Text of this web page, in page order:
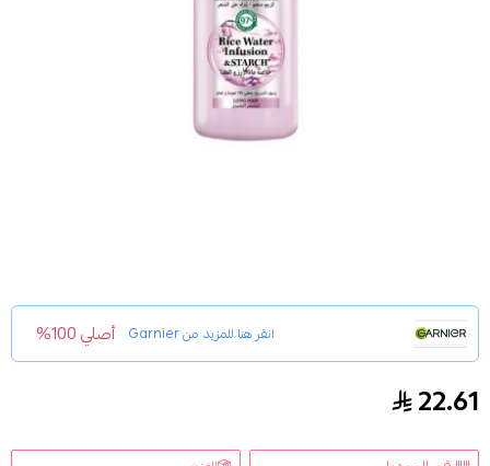
انقر هنا للمزيد منGarnier أصلي 100%
كريم ألترا دوكس مرطب للمعان الشعر بخلاصة ماء الأرز
22.61